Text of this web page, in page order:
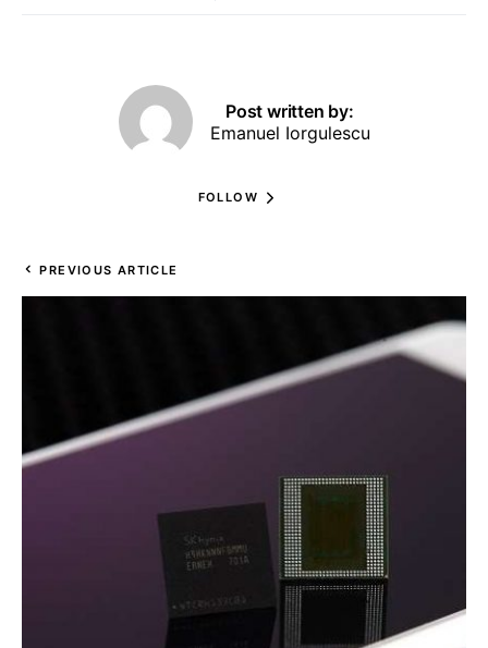
Post written by:
Emanuel Iorgulescu
FOLLOW
PREVIOUS ARTICLE